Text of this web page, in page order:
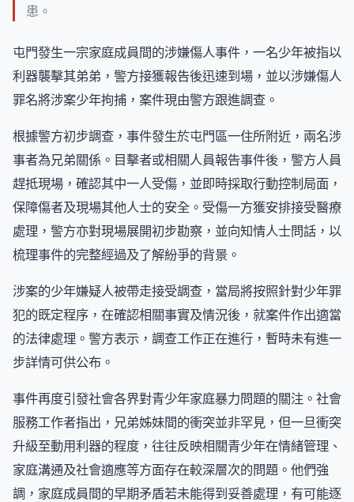
患。
屯門發生一宗家庭成員間的涉嫌傷人事件，一名少年被指以
利器襲擊其弟弟，警方接獲報告後迅速到場，並以涉嫌傷人
罪名將涉案少年拘捕，案件現由警方跟進調查。
根據警方初步調查，事件發生於屯門區一住所附近，兩名涉
事者為兄弟關係。目擊者或相關人員報告事件後，警方人員
趕抵現場，確認其中一人受傷，並即時採取行動控制局面，
保障傷者及現場其他人士的安全。受傷一方獲安排接受醫療
處理，警方亦對現場展開初步勘察，並向知情人士問話，以
梳理事件的完整經過及了解紛爭的背景。
涉案的少年嫌疑人被帶走接受調查，當局將按照針對少年罪
犯的既定程序，在確認相關事實及情況後，就案件作出適當
的法律處理。警方表示，調查工作正在進行，暫時未有進一
步詳情可供公布。
事件再度引發社會各界對青少年家庭暴力問題的關注。社會
服務工作者指出，兄弟姊妹間的衝突並非罕見，但一旦衝突
升級至動用利器的程度，往往反映相關青少年在情緒管理、
家庭溝通及社會適應等方面存在較深層次的問題。他們強
調，家庭成員間的早期矛盾若未能得到妥善處理，有可能逐